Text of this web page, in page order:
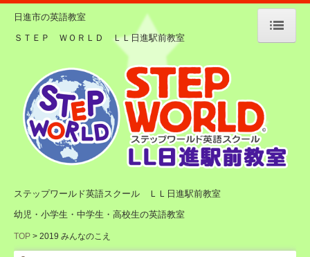
方針・クラスの概要
講師紹介
教室紹介
学費
行事日程
日進市の英語教室
ＳＴＥＰ ＷＯＲＬＤ ＬＬ日進駅前教室
ステップワールド英語スクール ＬＬ日進駅前教室
幼児・小学生・中学生・高校生の英語教室
TOP 2019 みんなのこえ